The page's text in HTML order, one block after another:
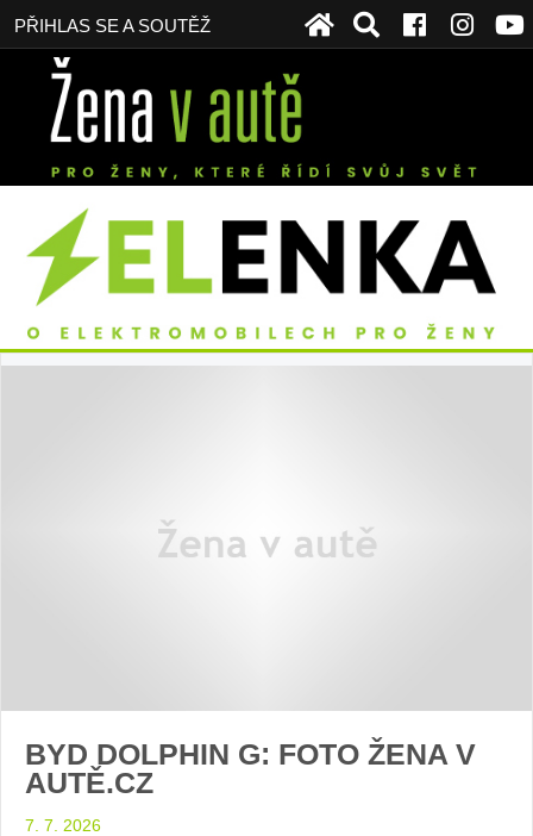
PŘIHLAS SE A SOUTĚŽ
BYD DOLPHIN G: FOTO ŽENA V
AUTĚ.CZ
7. 7. 2026